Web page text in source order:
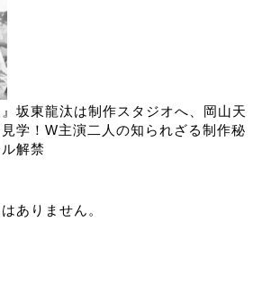
坂東龍汰は制作スタジオへ、岡山天
学！W主演二人の知られざる制作秘
解禁
ありません。